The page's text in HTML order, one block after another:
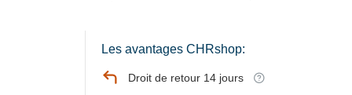
Les avantages CHRshop:
Droit de retour 14 jours